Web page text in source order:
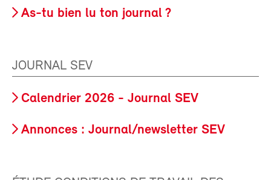
As-tu bien lu ton journal ?
JOURNAL SEV
Calendrier 2026 - Journal SEV
Annonces : Journal/newsletter SEV